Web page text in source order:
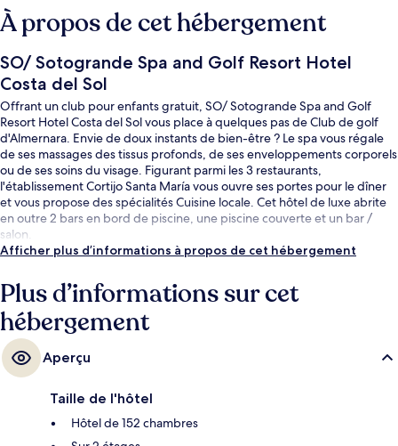
À propos de cet hébergement
SO/ Sotogrande Spa and Golf Resort Hotel
Costa del Sol
Offrant un club pour enfants gratuit, SO/ Sotogrande Spa and Golf
Resort Hotel Costa del Sol vous place à quelques pas de Club de golf
d'Almernara. Envie de doux instants de bien-être ? Le spa vous régale
de ses massages des tissus profonds, de ses enveloppements corporels
ou de ses soins du visage. Figurant parmi les 3 restaurants,
l'établissement Cortijo Santa María vous ouvre ses portes pour le dîner
et vous propose des spécialités Cuisine locale. Cet hôtel de luxe abrite
en outre 2 bars en bord de piscine, une piscine couverte et un bar /
salon.
Afficher plus d’informations à propos de cet hébergement
Plus d’informations sur cet
hébergement
Aperçu
Taille de l'hôtel
Hôtel de 152 chambres